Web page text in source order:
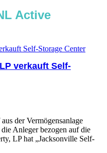
Active
verkauft Self-
der Vermögensanlage
Anleger bezogen auf die
LP hat „Jacksonville Self-